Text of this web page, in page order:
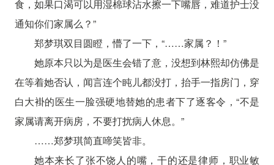
食，如果口渴可以用湿棉球沾水擦一下嘴唇，难道护士没
通知你们家属么？”
郑梦琪双目圆瞪，懵了一下，“……家属？！”
她原本只以为是医生会错了意，没想到林熙却仿佛是
在等着她否认，闻言连个盹儿都没打，抬手一指房门，穿
白大褂的医生一脸强硬地替她的患者下了逐客令，“不是
家属请离开病房，不要打扰病人休息。”
……郑梦琪简直啼笑皆非。
她本来长了张不饶人的嘴，干的还是律师，职业敏